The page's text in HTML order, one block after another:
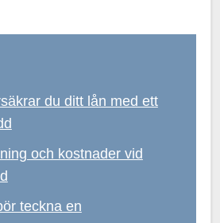
du ditt lån med ett
och kostnader vid
teckna en